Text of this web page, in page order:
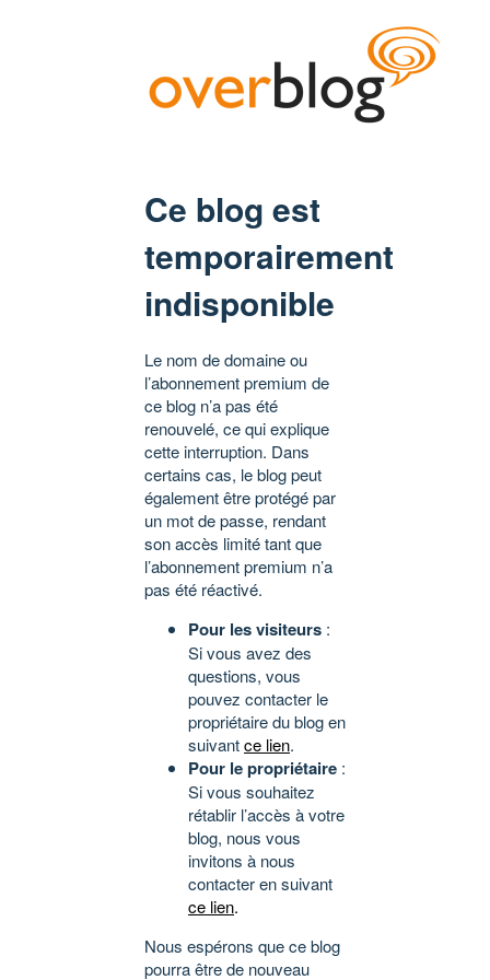
Ce blog est
temporairement
indisponible
Le nom de domaine ou
l’abonnement premium de
ce blog n’a pas été
renouvelé, ce qui explique
cette interruption. Dans
certains cas, le blog peut
également être protégé par
un mot de passe, rendant
son accès limité tant que
l’abonnement premium n’a
pas été réactivé.
Pour les visiteurs :
Si vous avez des
questions, vous
pouvez contacter le
propriétaire du blog en
suivantce lien.
Pour le propriétaire :
Si vous souhaitez
rétablir l’accès à votre
blog, nous vous
invitons à nous
contacter en suivant
ce lien.
Nous espérons que ce blog
pourra être de nouveau